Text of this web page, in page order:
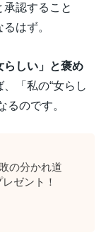
認すること
はず。
らしい」と褒め
「私の“女らし
のです。
の分かれ道